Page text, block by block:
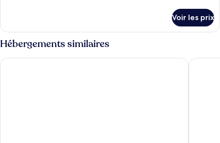
le
type
de
chambre
Chambre
Voir les prix
Hébergements similaires
Schloss Hotel & Spa Pontresina Hotel